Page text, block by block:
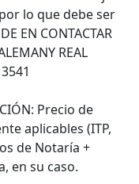
lo que debe ser
EN CONTACTAR
REAL
Precio de
aplicables (ITP,
de Notaría +
en su caso.